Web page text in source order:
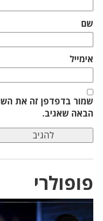
שם
אימייל
שמור בדפדפן זה את
הבאה שאגיב.
פופולרי